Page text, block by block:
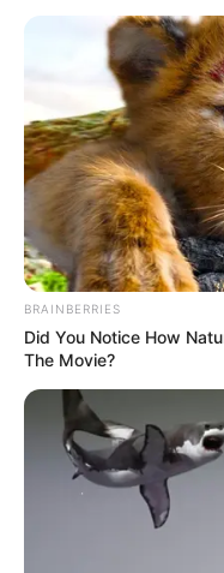
10 Desain Kanopi
Tidur, Serasa
Kamar Raja
Tampil Lebih
Hasil Renovasi
BRAINBERRIES
Did You Notice How
The Movie?